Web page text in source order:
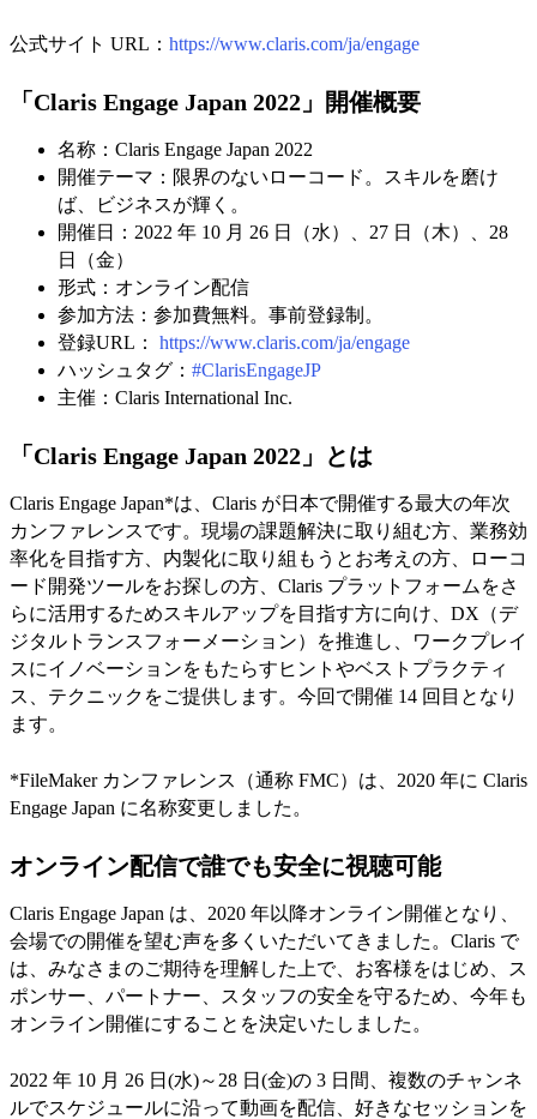
公式サイト URL： https://www.claris.com/ja/engage
「Claris Engage Japan 2022」開催概要
名称：Claris Engage Japan 2022
開催テーマ：限界のないローコード。スキルを磨け
ば、ビジネスが輝く。
開催日：2022 年 10 月 26 日（水）、27 日（木）、28
日（金）
形式：オンライン配信
参加方法：参加費無料。事前登録制。
登録URL： https://www.claris.com/ja/engage
ハッシュタグ： #ClarisEngageJP
主催：Claris International Inc.
「Claris Engage Japan 2022」とは
Claris Engage Japan*は、Claris が日本で開催する最大の年次
カンファレンスです。現場の課題解決に取り組む方、業務効
率化を目指す方、内製化に取り組もうとお考えの方、ローコ
ード開発ツールをお探しの方、Claris プラットフォームをさ
らに活用するためスキルアップを目指す方に向け、DX（デ
ジタルトランスフォーメーション）を推進し、ワークプレイ
スにイノベーションをもたらすヒントやベストプラクティ
ス、テクニックをご提供します。今回で開催 14 回目となり
ます。
*FileMaker カンファレンス（通称 FMC）は、2020 年に Claris
Engage Japan に名称変更しました。
オンライン配信で誰でも安全に視聴可能
Claris Engage Japan は、2020 年以降オンライン開催となり、
会場での開催を望む声を多くいただいてきました。Claris で
は、みなさまのご期待を理解した上で、お客様をはじめ、ス
ポンサー、パートナー、スタッフの安全を守るため、今年も
オンライン開催にすることを決定いたしました。
2022 年 10 月 26 日(水)～28 日(金)の 3 日間、複数のチャンネ
ルでスケジュールに沿って動画を配信、好きなセッションを